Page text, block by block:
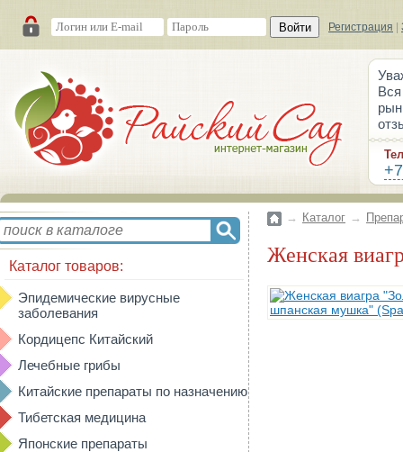
Войти Регистрация
Каталог товаров:
Эпидемические вирусные
заболевания
Кордицепс Китайский
Лечебные грибы
Китайские препараты по назначению
Тибетская медицина
Японские препараты
→ Каталог →
Женская